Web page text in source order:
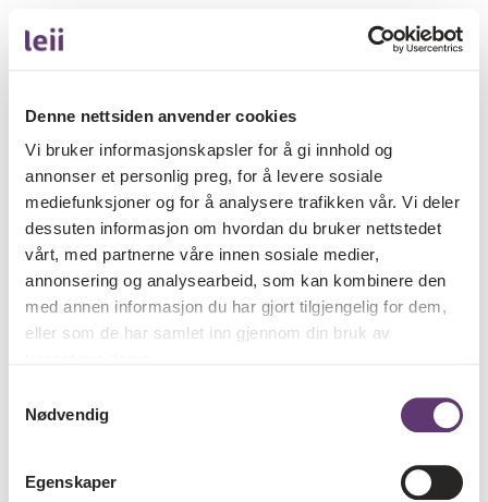
Denne nettsiden anvender cookies
Vi bruker informasjonskapsler for å gi innhold og
annonser et personlig preg, for å levere sosiale
mediefunksjoner og for å analysere trafikken vår. Vi deler
dessuten informasjon om hvordan du bruker nettstedet
vårt, med partnerne våre innen sosiale medier,
annonsering og analysearbeid, som kan kombinere den
med annen informasjon du har gjort tilgjengelig for dem,
eller som de har samlet inn gjennom din bruk av
Nødvendig
Egenskaper